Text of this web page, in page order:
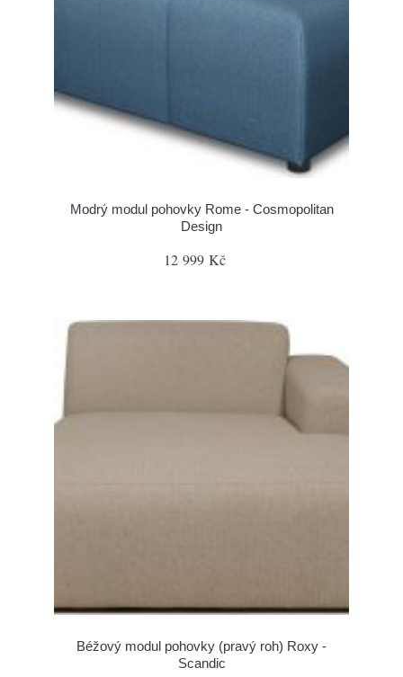
Modrý modul pohovky Rome - Cosmopolitan
Design
12 999 Kč
Béžový modul pohovky (pravý roh) Roxy -
Scandic